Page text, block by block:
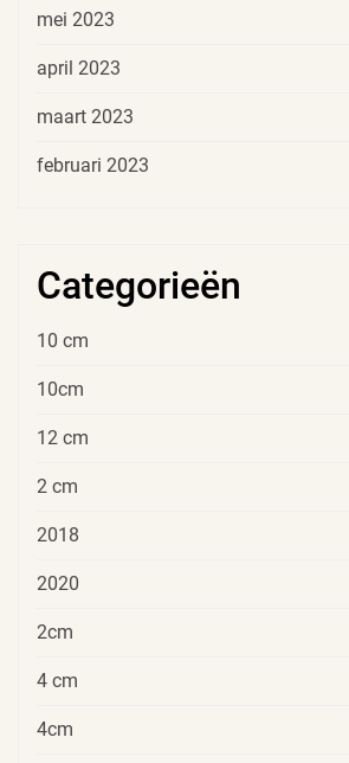
mei 2023
april 2023
maart 2023
februari 2023
Categorieën
10 cm
10cm
12 cm
2 cm
2018
2020
2cm
4 cm
4cm